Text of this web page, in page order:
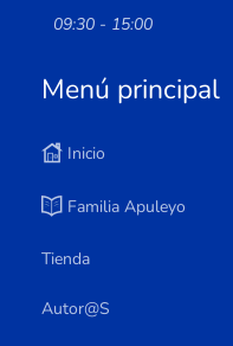
09:30 - 15:00
Menú principal
Inicio
Familia Apuleyo
Tienda
Autor@s